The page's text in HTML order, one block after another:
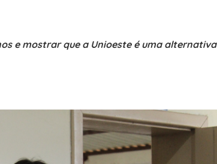
e mostrar que a Unioeste é uma alternativa